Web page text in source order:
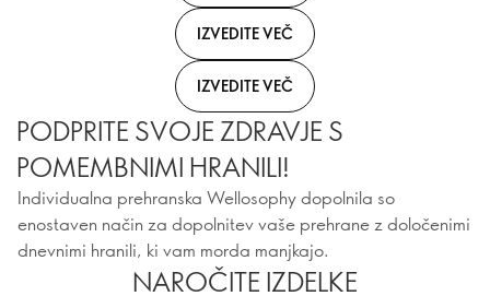
IZVEDITE VEČ
IZVEDITE VEČ
PODPRITE SVOJE ZDRAVJE S
POMEMBNIMI HRANILI!
Individualna prehranska Wellosophy dopolnila so
enostaven način za dopolnitev vaše prehrane z določenimi
dnevnimi hranili, ki vam morda manjkajo.
NAROČITE IZDELKE